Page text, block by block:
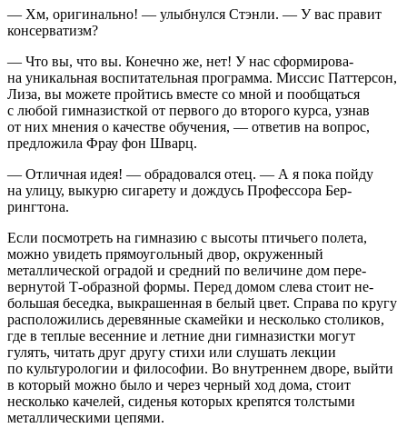
— Хм, оригинально! — улыбнулся Стэнли. — У вас правит
консерватизм?
— Что вы, что вы. Конечно же, нет! У нас сформирова­
на уникальная воспитательная программа. Миссис Пат­терсон,
Лиза, вы можете пройтись вместе со мной и пооб­щаться
с любой гимназисткой от первого до второго курса, узнав
от них мнения о качестве обучения, — ответив на во­прос,
предложила Фрау фон Шварц.
— Отличная идея! — обрадовался отец. — А я пока пой­ду
на улицу, выкурю сигарету и дождусь Профессора Бер­
рингтона.
Если посмотреть на гимназию с высоты птичьего по­лета,
можно увидеть прямоугольный двор, окруженный
металлической оградой и средний по величине дом пере­
вернутой Т-образной формы. Перед домом слева стоит не­
большая беседка, выкрашенная в белый цвет. Справа по кругу
расположились деревянные скамейки и несколько столиков,
где в теплые весенние и летние дни гимназистки могут
гулять, читать друг другу стихи или слушать лекции
по культурологии и философии. Во внутреннем дворе, вы­йти
в который можно было и через черный ход дома, стоит
несколько качелей, сиденья которых крепятся толстыми
металлическими цепями.